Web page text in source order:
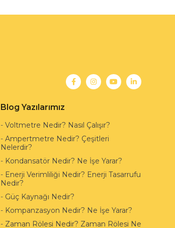
Blog Yazılarımız
- Voltmetre Nedir? Nasıl Çalışır?
- Ampertmetre Nedir? Çeşitleri
Nelerdir?
- Kondansatör Nedir? Ne İşe Yarar?
- Enerji Verimliliği Nedir? Enerji Tasarrufu
Nedir?
- Güç Kaynağı Nedir?
- Kompanzasyon Nedir? Ne İşe Yarar?
- Zaman Rölesi Nedir? Zaman Rölesi Ne